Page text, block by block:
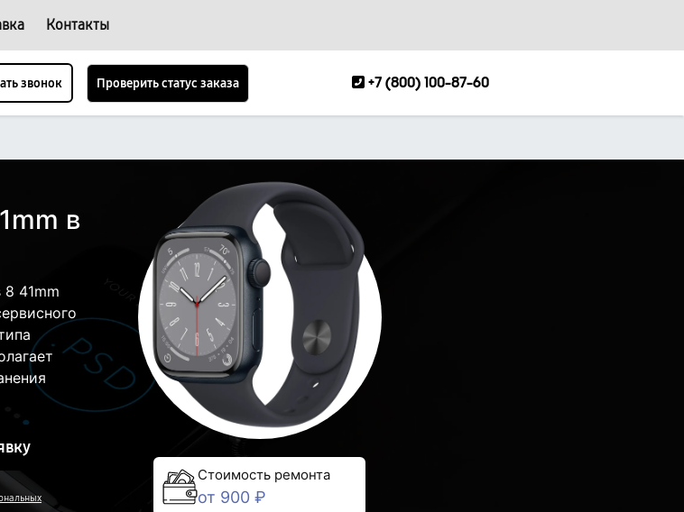
Контакты
звонок Проверить статус заказа +7 (800) 100-87-60
в
41mm
Стоимость ремонта
от 900 ₽